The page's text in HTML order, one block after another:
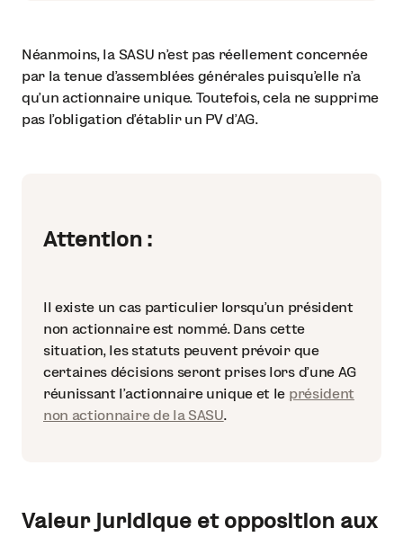
Néanmoins, la SASU n’est pas réellement concernée
par la tenue d’assemblées générales puisqu’elle n’a
qu’un actionnaire unique. Toutefois, cela ne supprime
pas l’obligation d’établir un PV d’AG.
Attention :
Il existe un cas particulier lorsqu’un président
non actionnaire est nommé. Dans cette
situation, les statuts peuvent prévoir que
certaines décisions seront prises lors d’une AG
réunissant l’actionnaire unique et le président
non actionnaire de la SASU.
Valeur juridique et opposition aux